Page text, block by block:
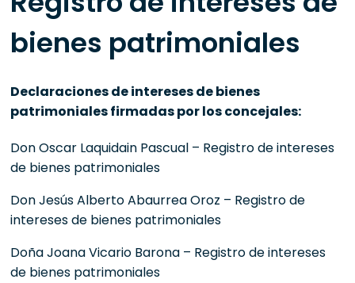
bienes patrimoniales
Declaraciones de intereses de bienes
patrimoniales firmadas por los concejales:
Don Oscar Laquidain Pascual – Registro de intereses
de bienes patrimoniales
Don Jesús Alberto Abaurrea Oroz – Registro de
intereses de bienes patrimoniales
Doña Joana Vicario Barona – Registro de intereses
de bienes patrimoniales